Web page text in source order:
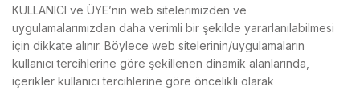
KULLANICI ve ÜYE’nin web sitelerimizden ve
uygulamalarımızdan daha verimli bir şekilde yararlanılabilmesi
için dikkate alınır. Böylece web sitelerinin/uygulamaların
kullanıcı tercihlerine göre şekillenen dinamik alanlarında,
içerikler kullanıcı tercihlerine göre öncelikli olarak